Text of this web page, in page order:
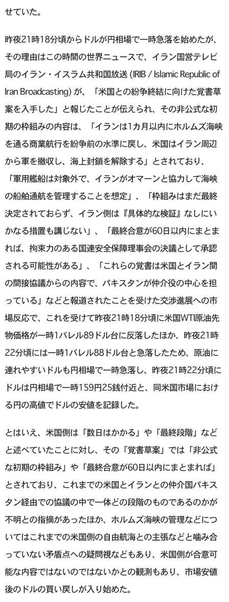
せていた。
昨夜21時18分頃からドルが円相場で一時急落を始めたが、
その理由はこの時間の世界ニュースで、イラン国営テレビ
局のイラン・イスラム共和国放送 (IRIB / Islamic Republic of
Iran Broadcasting) が、「米国との紛争終結に向けた覚書草‌
案を入手した」と報じたことが伝えられ、その非公式な初
期の枠組みの内容は、「イランは1カ月以内にホルムズ海峡
を通る商業航行を紛争前の水準に戻し、米国はイラン周⁠辺
から軍を撤収し、海上封鎖を解除する」とされており、
「軍用艦船は対象外で、イランがオマーンと協力して海峡
の船舶通航を管理することを想定」、「枠組みはまだ最終
決定されておらず、イラン側は『具体的な検‌証』⁠なしにい
かなる措置も講じない」、「最終合意が60日以内にまとま
れば、拘束力のある国連安全保障理事会の決議と⁠して承認
される可能性がある」、「これらの覚書は米国とイラン間
の間接協議からの内容で、⁠パキスタンが仲介役の中心を担
っている」などと報道されたことを受けた交渉進展への市
場反応で、これを受けて昨夜21時18分頃に米国WTI原油先
物価格が一時1バレル89ドル台に反落したほか、昨夜21時
22分頃には一時1バレル88ドル台と急落したため、原油に
連れやすいドルも円相場で一時急落し、昨夜21時22分頃に
ドルは円相場で一時159円25銭付近と、同米国市場におけ
る円の高値でドルの安値を記録した。
とはいえ、米国側は「数日はかかる」や「最終段階」など
と述べていたことに対し、その「覚書草‌案」では「非公式
な初期の枠組み」や「最終合意が60日以内にまとまれば」
とされており、これまでの米国とイランとの仲介国パキス
タン経由での協議の中で一体どの段階のものであるのかが
不明との指摘があったほか、ホルムズ海峡の管理などにつ
いてはこれまでの米国側の自由航海との主張などと噛み合
っていない矛盾点への疑問視などもあり、米国側が合意可
能な内容ではないのではないかとの観測もあり、市場安値
後のドルの買い戻しが入り始めた。